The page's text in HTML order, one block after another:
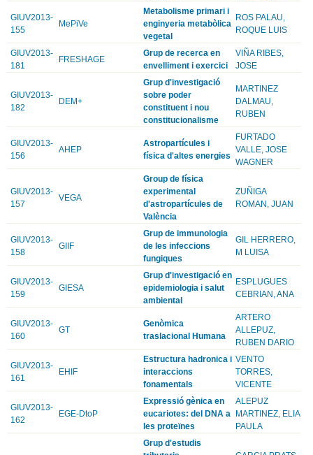
GIUV2013-
155
MePiVe
Metabolisme primari i
enginyeria metabòlica
vegetal
ROS PALAU,
ROQUE LUIS
GIUV2013-
181
FRESHAGE
Grup de recerca en
envelliment i exercici
VIÑA RIBES,
JOSE
GIUV2013-
182
DEM+
Grup d'investigació
sobre poder
constituent i nou
constitucionalisme
MARTINEZ
DALMAU,
RUBEN
GIUV2013-
156
AHEP
Astropartícules i
física d'altes energies
FURTADO
VALLE, JOSE
WAGNER
GIUV2013-
157
VEGA
Group de física
experimental
d'astropartícules de
València
ZUÑIGA
ROMAN, JUAN
GIUV2013-
158
GIIF
Grup de immunologia
de les infeccions
fungiques
GIL HERRERO,
M LUISA
GIUV2013-
159
GIESA
Grup d'investigació en
epidemiologia i salut
ambiental
ESPLUGUES
CEBRIAN, ANA
GIUV2013-
160
GT
Genòmica
traslacional Humana
ARTERO
ALLEPUZ,
RUBEN DARIO
GIUV2013-
161
EHIF
Estructura hadronica i
interaccions
fonamentals
VENTO
TORRES,
VICENTE
GIUV2013-
162
EGE-DtoP
Expressió gènica en
eucariotes: del DNA a
les proteïnes
ALEPUZ
MARTINEZ, ELIA
PAULA
Grup d'estudis